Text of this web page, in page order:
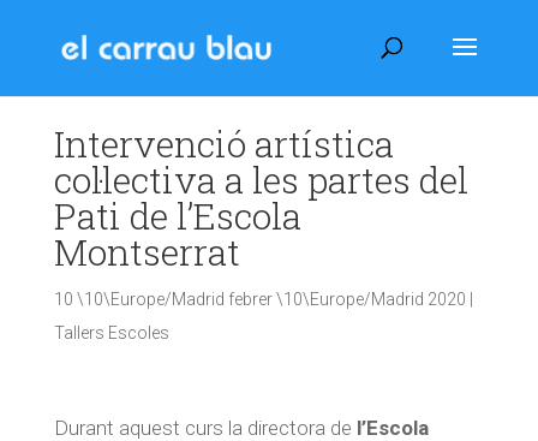
Intervenció artística
col·lectiva a les partes del
Pati de l’Escola
Montserrat
10 \10\Europe/Madrid febrer \10\Europe/Madrid 2020
Tallers Escoles
Durant aquest curs la directora de l’Escola